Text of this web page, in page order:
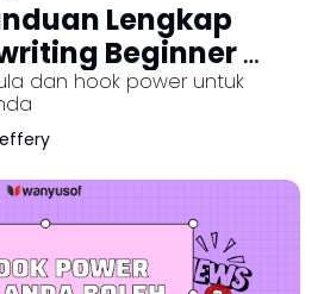
Lengkap
Beginner
Master
dan hook power untuk